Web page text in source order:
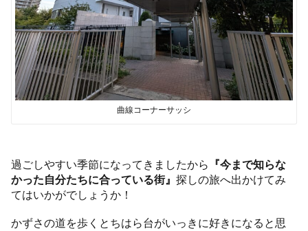
曲線コーナーサッシ
過ごしやすい季節になってきましたから
『今まで知らな
かった自分たちに合っている街』探しの旅へ出かけてみ
てはいかがでしょうか！
かずさの道を歩くとちはら台がいっきに好きになると思